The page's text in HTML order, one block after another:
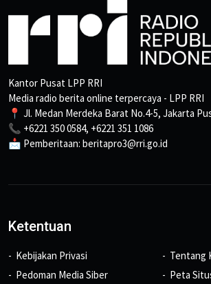
Kantor Pusat LPP RRI
Media radio berita online terpercaya - LPP RRI
📍 Jl. Medan Merdeka Barat No.4-5, Jakarta
📞 +6221 350 0584, +6221 351 1086
📩 Pemberitaan: beritapro3@rri.go.id
Ketentuan
Kebijakan Privasi
Pedoman Media Siber
Tentang
Peta